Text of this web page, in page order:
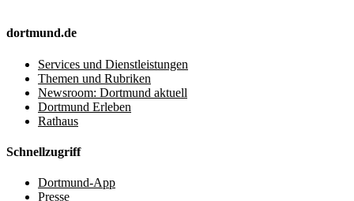
dortmund.de
Services und Dienstleistungen
Themen und Rubriken
Newsroom: Dortmund aktuell
Dortmund Erleben
Rathaus
Schnellzugriff
Dortmund-App
Presse